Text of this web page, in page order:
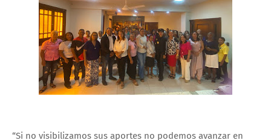
“Si no visibilizamos sus aportes no podemos avanzar en